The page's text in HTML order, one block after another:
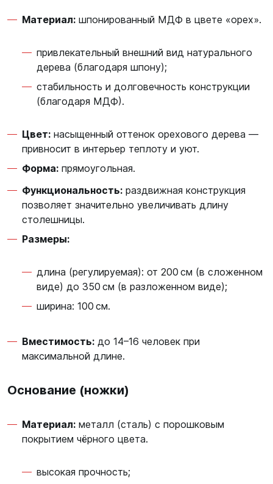
Материал: шпонированный МДФ в цвете «орех».
привлекательный внешний вид натурального
дерева (благодаря шпону);
стабильность и долговечность конструкции
(благодаря МДФ).
Цвет: насыщенный оттенок орехового дерева —
привносит в интерьер теплоту и уют.
Форма: прямоугольная.
Функциональность: раздвижная конструкция
позволяет значительно увеличивать длину
столешницы.
Размеры:
длина (регулируемая): от 200 см (в сложенном
виде) до 350 см (в разложенном виде);
ширина: 100 см.
Вместимость: до 14–16 человек при
максимальной длине.
Основание (ножки)
Материал: металл (сталь) с порошковым
покрытием чёрного цвета.
высокая прочность;